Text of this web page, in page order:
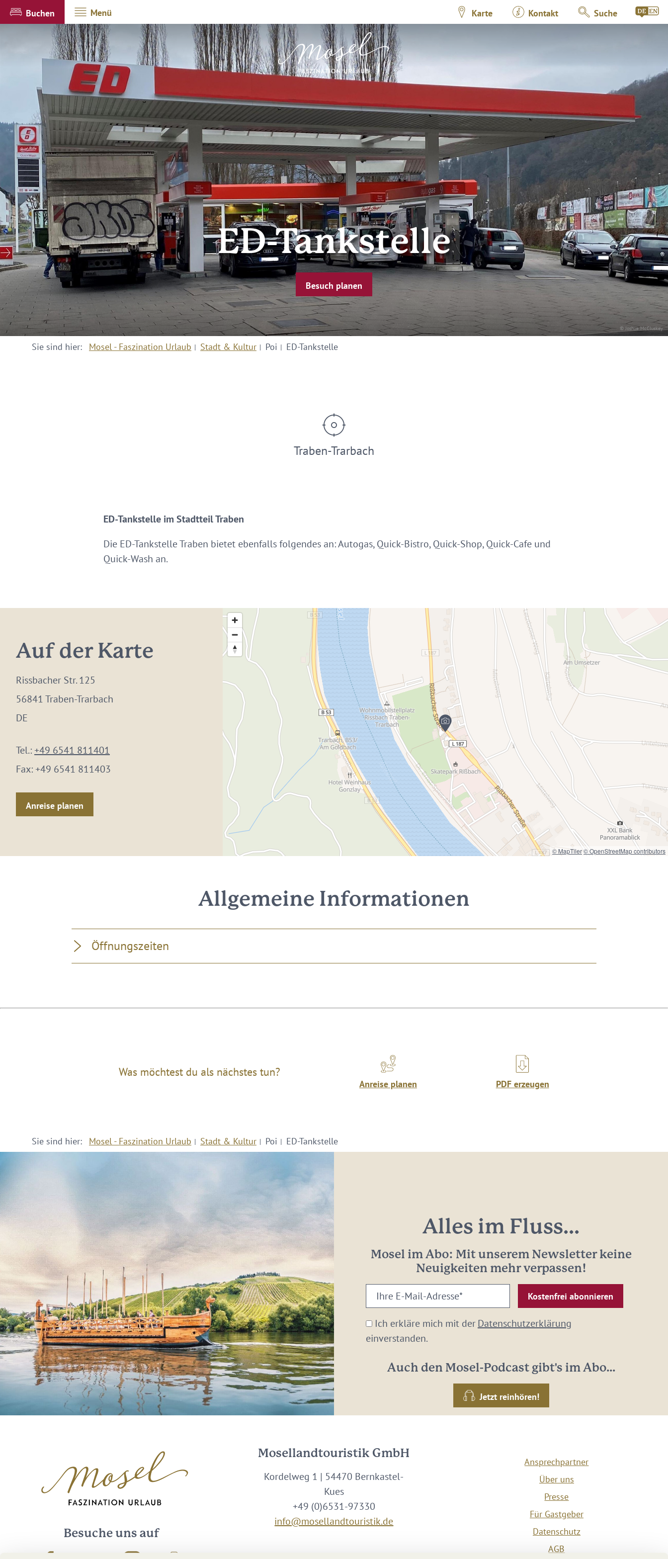
Buchen Menü Karte Kontakt Suche
© Joshua McCluskey
ED-Tankstelle
Besuch planen
Sie sind hier: Mosel - Faszination Urlaub Stadt & Kultur Poi ED-Tankstelle
Traben-Trarbach
ED-Tankstelle im Stadtteil Traben
Die ED-Tankstelle Traben bietet ebenfalls folgendes an: Autogas, Quick-Bistro, Quick-Shop, Quick-Cafe und
Quick-Wash an.
Auf der Karte
Rissbacher Str. 125
56841 Traben-Trarbach
DE
Tel.:+49 6541 811401
Fax:+49 6541 811403
Anreise planen
© MapTiler© OpenStreetMap contributors
Allgemeine Informationen
Öffnungszeiten
Was möchtest du als nächstes tun?
Anreise planen PDF erzeugen
Sie sind hier: Mosel - Faszination Urlaub Stadt & Kultur Poi ED-Tankstelle
Alles im Fluss...
Mosel im Abo: Mit unserem Newsletter keine
Neuigkeiten mehr verpassen!
Ihre
E-
Mail-
Adresse:
Ich erkläre mich mit derDatenschutzerklärung
einverstanden.
Auch den Mosel-Podcast gibt's im Abo...
Jetzt reinhören!
Besuche uns auf
Mosellandtouristik GmbH
Kordelweg 1 | 54470 Bernkastel-
Kues
+49 (0)6531-97330
info@mosellandtouristik.de
Ansprechpartner
Über uns
Presse
Für Gastgeber
Datenschutz
AGB